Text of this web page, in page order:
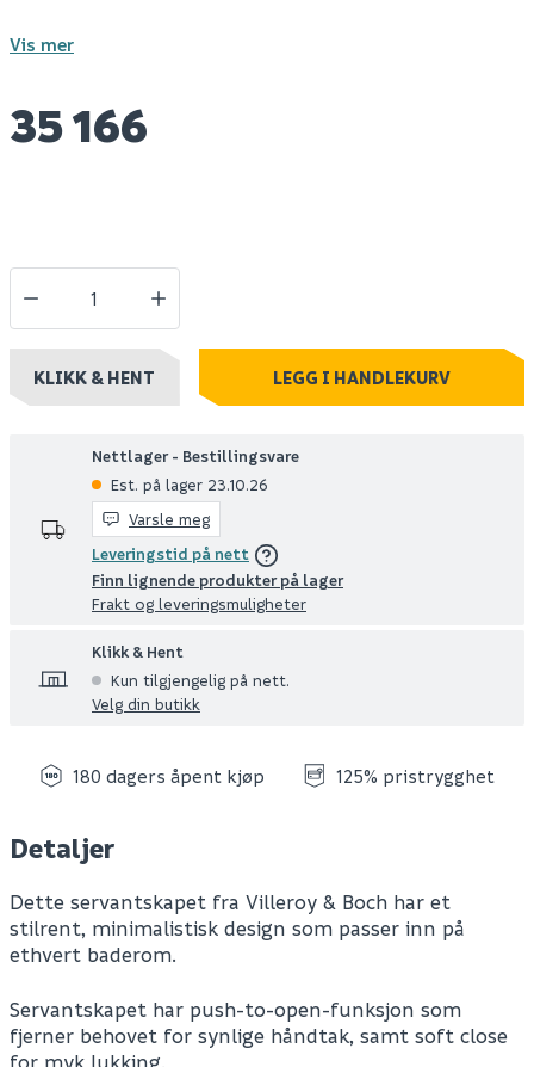
Vis mer
35 166
KLIKK & HENT LEGG I HANDLEKURV
Nettlager - Bestillingsvare
Est. på lager 23.10.26
Varsle meg
Leveringstid på nett
Finn lignende produkter på lager
Frakt og leveringsmuligheter
Klikk & Hent
Kun tilgjengelig på nett.
Velg din butikk
180 dagers åpent kjøp 125% pristrygghet
Detaljer
Dette servantskapet fra Villeroy & Boch har et
stilrent, minimalistisk design som passer inn på
ethvert baderom.
Servantskapet har push-to-open-funksjon som
fjerner behovet for synlige håndtak, samt soft close
for myk lukking.